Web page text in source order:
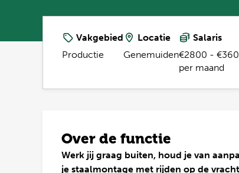
Vakgebied
Productie
Locatie
Genemuiden
Salaris
€2800 -
per maand
Over de functie
Werk jij graag buiten, houd je van
je staalmontage met rijden op de